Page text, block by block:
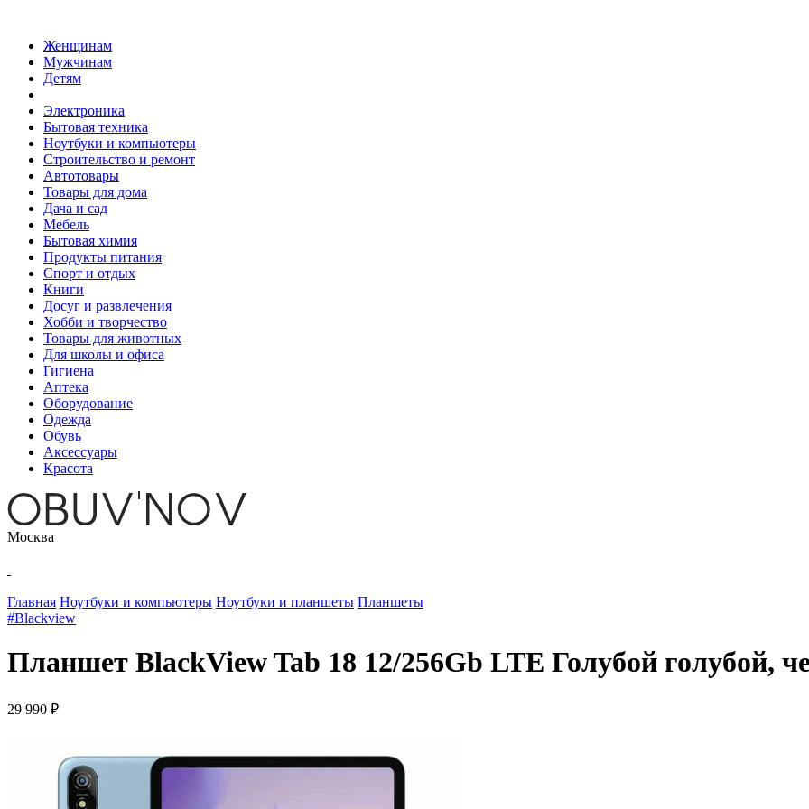
Женщинам
Мужчинам
Детям
Электроника
Бытовая техника
Ноутбуки и компьютеры
Строительство и ремонт
Автотовары
Товары для дома
Дача и сад
Мебель
Бытовая химия
Продукты питания
Спорт и отдых
Книги
Досуг и развлечения
Хобби и творчество
Товары для животных
Для школы и офиса
Гигиена
Аптека
Оборудование
Одежда
Обувь
Аксессуары
Красота
Москва
Главная Ноутбуки и компьютеры Ноутбуки и планшеты Планшеты
#Blackview
Планшет BlackView Tab 18 12/256Gb LTE Голубой голубой,
29 990 ₽